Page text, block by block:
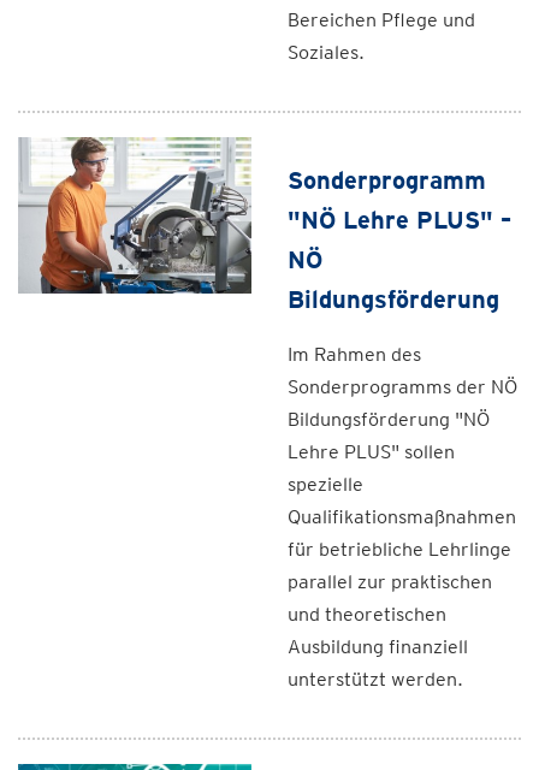
Bereichen Pflege und
Soziales.
Sonderprogramm
"NÖ Lehre PLUS" –
NÖ
Bildungsförderung
Im Rahmen des
Sonderprogramms der NÖ
Bildungsförderung "NÖ
Lehre PLUS" sollen
spezielle
Qualifikationsmaßnahmen
für betriebliche Lehrlinge
parallel zur praktischen
und theoretischen
Ausbildung finanziell
unterstützt werden.